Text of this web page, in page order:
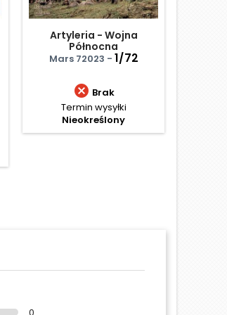
Artyleria - Wojna
Północna
Mars 72023 - 1/72
 Brak
Termin wysyłki
Nieokreślony